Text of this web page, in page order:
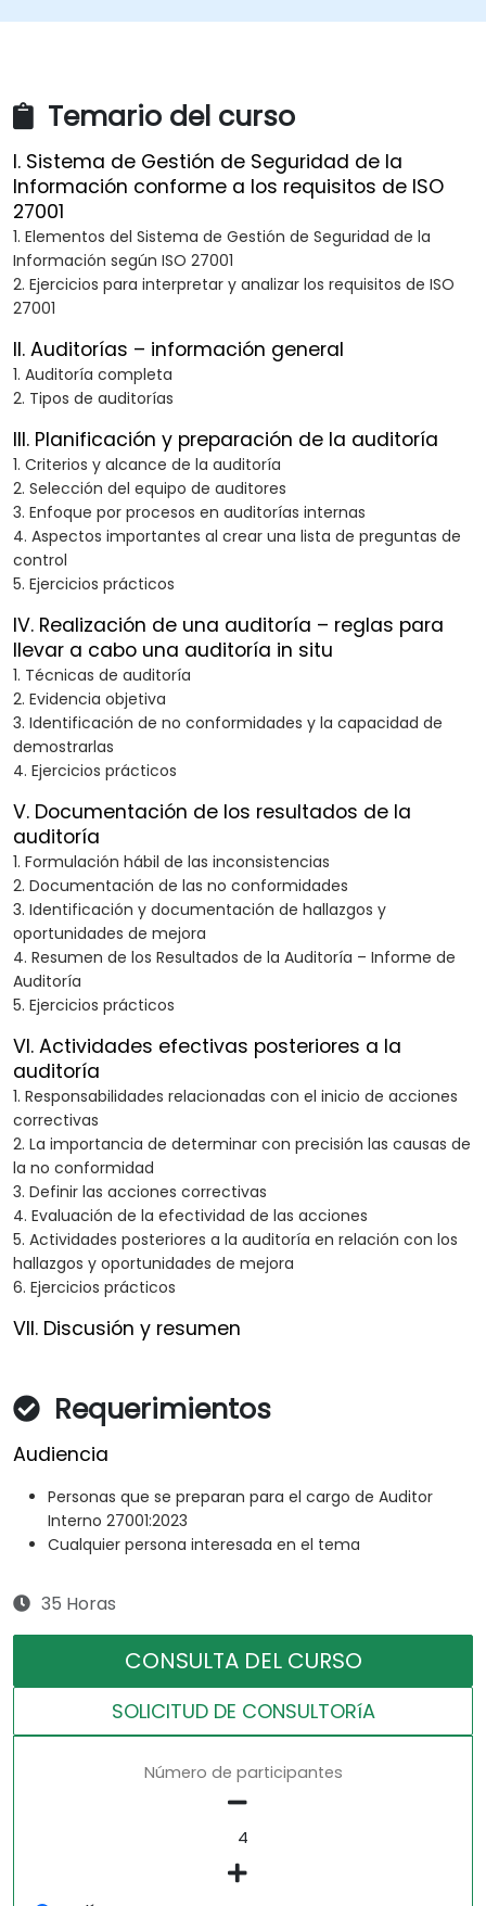
Temario del curso
I. Sistema de Gestión de Seguridad de la
Información conforme a los requisitos de ISO
27001
1. Elementos del Sistema de Gestión de Seguridad de la
Información según ISO 27001
2. Ejercicios para interpretar y analizar los requisitos de ISO
27001
II. Auditorías – información general
1. Auditoría completa
2. Tipos de auditorías
III. Planificación y preparación de la auditoría
1. Criterios y alcance de la auditoría
2. Selección del equipo de auditores
3. Enfoque por procesos en auditorías internas
4. Aspectos importantes al crear una lista de preguntas de
control
5. Ejercicios prácticos
IV. Realización de una auditoría – reglas para
llevar a cabo una auditoría in situ
1. Técnicas de auditoría
2. Evidencia objetiva
3. Identificación de no conformidades y la capacidad de
demostrarlas
4. Ejercicios prácticos
V. Documentación de los resultados de la
auditoría
1. Formulación hábil de las inconsistencias
2. Documentación de las no conformidades
3. Identificación y documentación de hallazgos y
oportunidades de mejora
4. Resumen de los Resultados de la Auditoría – Informe de
Auditoría
5. Ejercicios prácticos
VI. Actividades efectivas posteriores a la
auditoría
1. Responsabilidades relacionadas con el inicio de acciones
correctivas
2. La importancia de determinar con precisión las causas de
la no conformidad
3. Definir las acciones correctivas
4. Evaluación de la efectividad de las acciones
5. Actividades posteriores a la auditoría en relación con los
hallazgos y oportunidades de mejora
6. Ejercicios prácticos
VII. Discusión y resumen
Requerimientos
Audiencia
Personas que se preparan para el cargo de Auditor
Interno 27001:2023
Cualquier persona interesada en el tema
35 Horas
CONSULTA DEL CURSO
SOLICITUD DE CONSULTORíA
Número de participantes